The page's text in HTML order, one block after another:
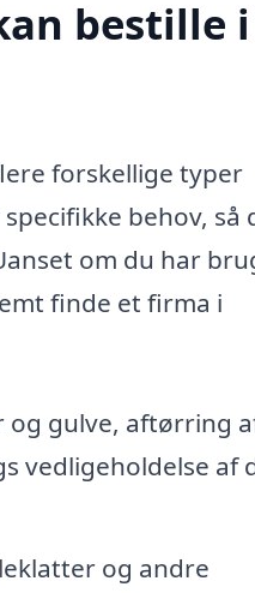
bestille i
forskellige typer
behov, så
om du har
finde et firma i
og gulve, aftørring
vedligeholdelse af
og andre